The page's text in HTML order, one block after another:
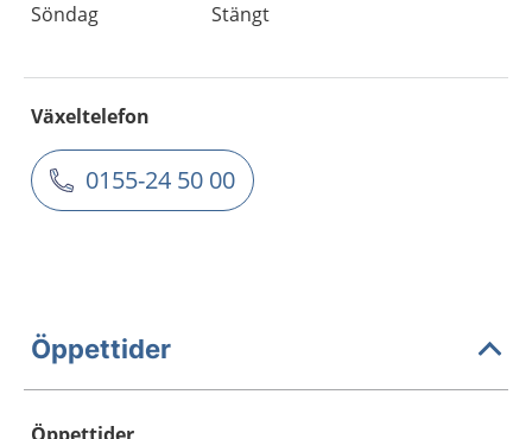
Söndag
Stängt
Växeltelefon
0155-24 50 00
Öppettider